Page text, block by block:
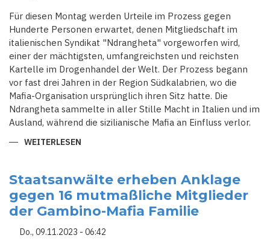
Für diesen Montag werden Urteile im Prozess gegen
Hunderte Personen erwartet, denen Mitgliedschaft im
italienischen Syndikat "Ndrangheta" vorgeworfen wird,
einer der mächtigsten, umfangreichsten und reichsten
Kartelle im Drogenhandel der Welt. Der Prozess begann
vor fast drei Jahren in der Region Südkalabrien, wo die
Mafia-Organisation ursprünglich ihren Sitz hatte. Die
Ndrangheta sammelte in aller Stille Macht in Italien und im
Ausland, während die sizilianische Mafia an Einfluss verlor.
WEITERLESEN
EIT J
AHREN G
EGEN M
AFIA-S
YNDIKAT N
DRANGHETA W
ERDEN U
RTEILE E
Staatsanwälte erheben Anklage
gegen 16 mutmaßliche Mitglieder
der Gambino-Mafia Familie
Do., 09.11.2023 - 06:42